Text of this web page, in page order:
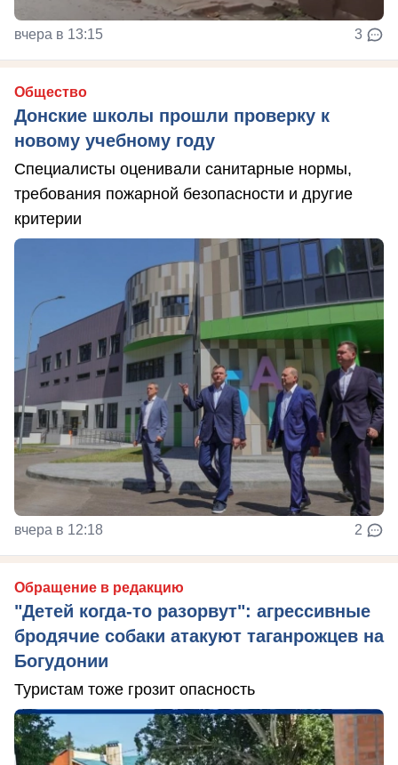
вчера в 13:15 3
Общество
Донские школы прошли проверку к
новому учебному году
Специалисты оценивали санитарные нормы,
требования пожарной безопасности и другие
критерии
вчера в 12:18 2
Обращение в редакцию
"Детей когда-то разорвут": агрессивные
бродячие собаки атакуют таганрожцев на
Богудонии
Туристам тоже грозит опасность